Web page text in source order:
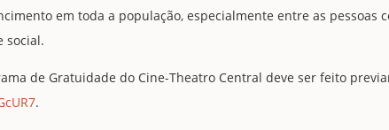
em toda a população, especialmente entre as pessoas
social.
de Gratuidade do Cine-Theatro Central deve ser feito
.